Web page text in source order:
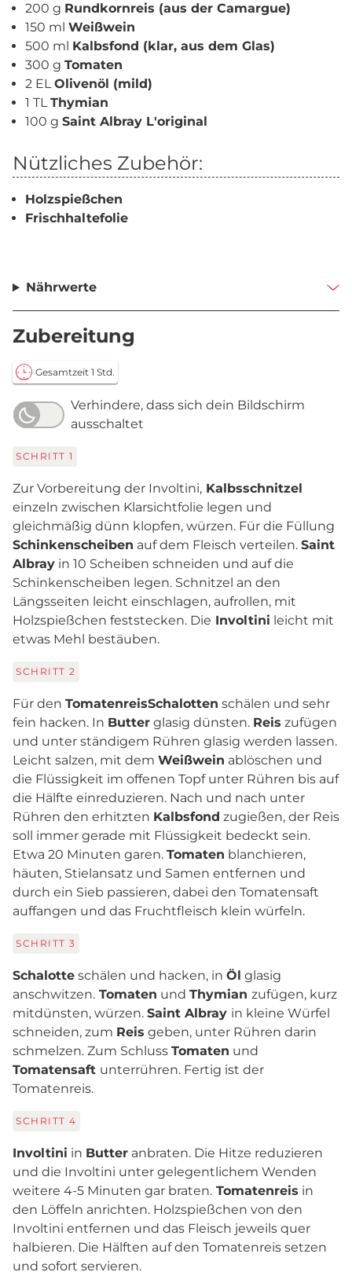
200 g Rundkornreis (aus der Camargue)
150 ml Weißwein
500 ml Kalbsfond (klar, aus dem Glas)
300 g Tomaten
2 ELOlivenöl (mild)
1 TLThymian
100 g Saint Albray L'original
Nützliches Zubehör:
Holzspießchen
Frischhaltefolie
Nährwerte
Zubereitung
Gesamtzeit 1 Std.
Verhindere, dass sich dein Bildschirm
ausschaltet
SCHRITT 1
Zur Vorbereitung der Involtini, Kalbsschnitzel
einzeln zwischen Klarsichtfolie legen und
gleichmäßig dünn klopfen, würzen. Für die Füllung
Schinkenscheiben auf dem Fleisch verteilen. Saint
Albray in 10 Scheiben schneiden und auf die
Schinkenscheiben legen. Schnitzel an den
Längsseiten leicht einschlagen, aufrollen, mit
Holzspießchen feststecken. Die Involtini leicht mit
etwas Mehl bestäuben.
SCHRITT 2
Für den TomatenreisSchalotten schälen und sehr
fein hacken. In Butter glasig dünsten. Reis zufügen
und unter ständigem Rühren glasig werden lassen.
Leicht salzen, mit dem Weißwein ablöschen und
die Flüssigkeit im offenen Topf unter Rühren bis auf
die Hälfte einreduzieren. Nach und nach unter
Rühren den erhitzten Kalbsfond zugießen, der Reis
soll immer gerade mit Flüssigkeit bedeckt sein.
Etwa 20 Minuten garen. Tomaten blanchieren,
häuten, Stielansatz und Samen entfernen und
durch ein Sieb passieren, dabei den Tomatensaft
auffangen und das Fruchtfleisch klein würfeln.
SCHRITT 3
Schalotte schälen und hacken, in Öl glasig
anschwitzen. Tomaten und Thymian zufügen, kurz
mitdünsten, würzen. Saint Albray in kleine Würfel
schneiden, zum Reis geben, unter Rühren darin
schmelzen. Zum Schluss Tomaten und
Tomatensaft unterrühren. Fertig ist der
Tomatenreis.
SCHRITT 4
Involtini in Butter anbraten. Die Hitze reduzieren
und die Involtini unter gelegentlichem Wenden
weitere 4-5 Minuten gar braten. Tomatenreis in
den Löffeln anrichten. Holzspießchen von den
Involtini entfernen und das Fleisch jeweils quer
halbieren. Die Hälften auf den Tomatenreis setzen
und sofort servieren.